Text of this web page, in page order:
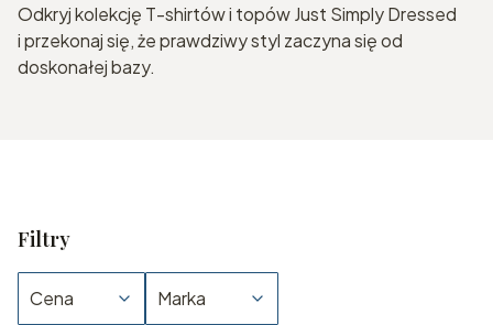
Odkryj kolekcję T-shirtów i topów Just Simply Dressed
i przekonaj się, że prawdziwy styl zaczyna się od
doskonałej bazy.
Filtry
Cena Marka